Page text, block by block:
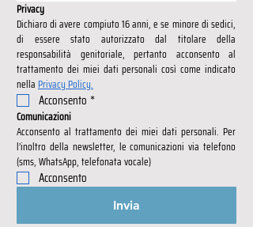
Privacy
Dichiaro di avere compiuto 16 anni, e se minore di sedici,
di essere stato autorizzato dal titolare della
responsabilità genitoriale, pertanto acconsento al
trattamento dei miei dati personali così come indicato
nella Privacy Policy.
Acconsento *
Comunicazioni
Acconsento al trattamento dei miei dati personali. Per
l’inoltro della newsletter, le comunicazioni via telefono
(sms, WhatsApp, telefonata vocale)
Acconsento
Invia